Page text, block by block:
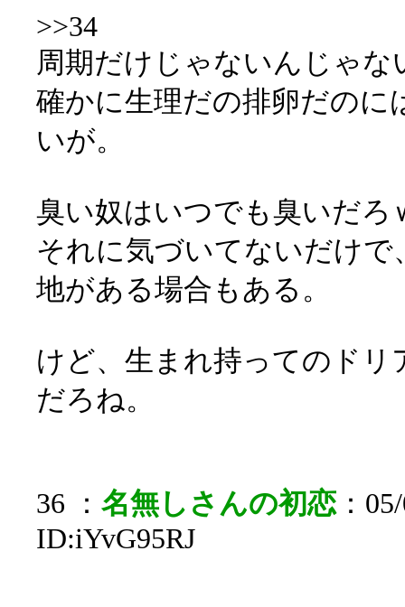
>>34
周期だけじゃないんじゃな
確かに生理だの排卵だのに
いが。
臭い奴はいつでも臭いだろ
それに気づいてないだけで
地がある場合もある。
けど、生まれ持ってのド
だろね。
36 ： 名無しさんの初恋：
ID:iYvG95RJ